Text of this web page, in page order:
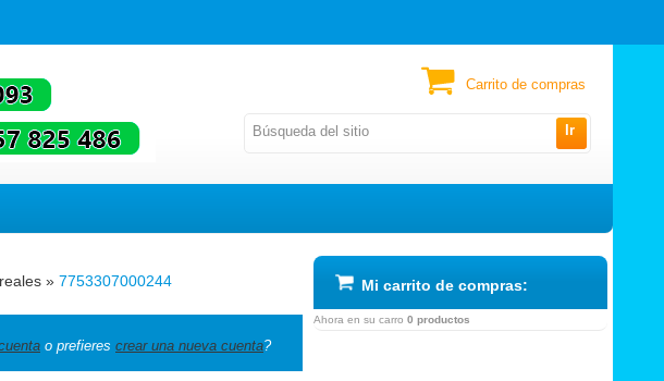
Ir
Carrito de compras
» 7753307000244
o prefieres crear una nueva cuenta?
Mi carrito de compras:
Ahora en su carro 0 productos